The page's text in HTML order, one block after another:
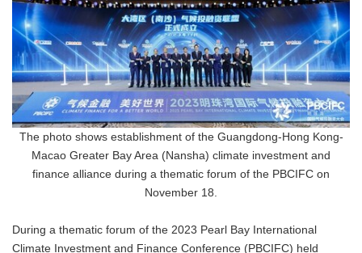
The photo shows establishment of the Guangdong-Hong Kong-
Macao Greater Bay Area (Nansha) climate investment and
finance alliance during a thematic forum of the PBCIFC on
November 18.
During a thematic forum of the 2023 Pearl Bay International
Climate Investment and Finance Conference (PBCIFC) held